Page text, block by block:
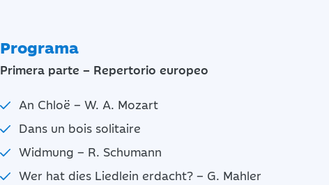
Programa
Primera parte – Repertorio europeo
An Chloë – W. A. Mozart
Dans un bois solitaire
Widmung – R. Schumann
Wer hat dies Liedlein erdacht? – G. Mahler